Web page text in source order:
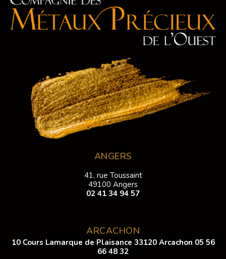
ANGERS
41, rue Toussaint
49100 Angers
02 41 34 94 57
ARCACHON
10 Cours Lamarque de Plaisance 33120 Arcachon 05 56
66 48 32